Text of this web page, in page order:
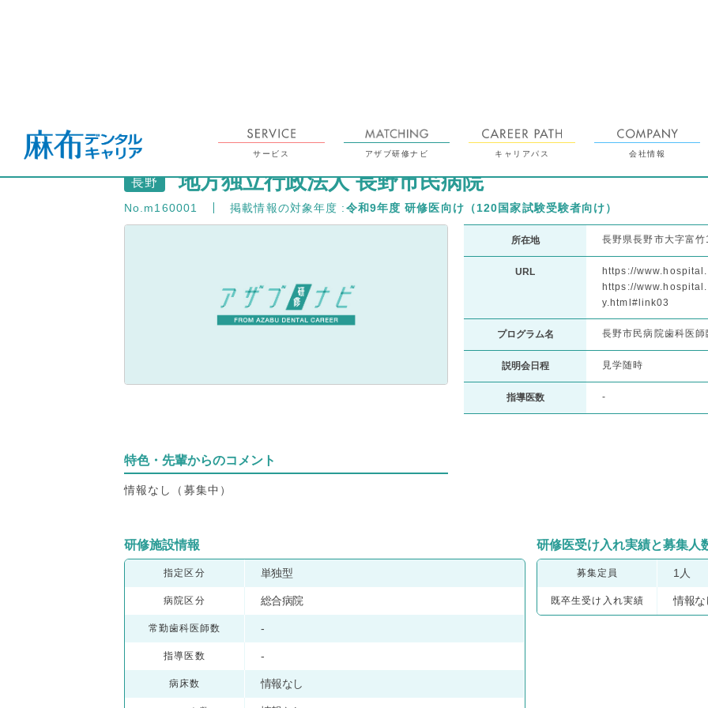
サービス アザブ研修ナビ キャリアパス 会社情報
検索
長野 地方独立行政法人 長野市民病院
No.m160001 掲載情報の対象年度 :令和9年度 研修医向け（120国家試験受験者向け）
所在地 長野県長野市大字富
URL
https://
https://
y.html#link03
プログラム名 長野市民病院歯科医
説明会日程 見学随時
指導医数 -
特色・先輩からのコメント
情報なし（募集中）
研修施設情報
指定区分 単独型
病院区分 総合病院
常勤歯科医師数 -
指導医数 -
病床数 情報なし
研修医受け入れ実績と募集人
募集定員 1人
既卒生受け入れ実績 情報な